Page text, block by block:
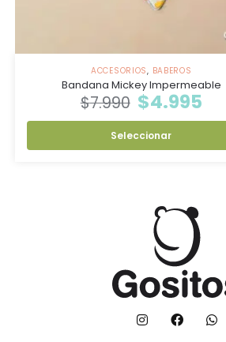
ACCESORIOS, BABEROS
Bandana Mickey Impermeable
$7.990 $4.995
Seleccionar